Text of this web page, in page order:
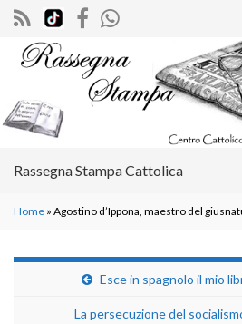
Search for:
Rassegna Stampa Cattolica
Home » Agostino d’Ippona, maestro del
Esce in spagnolo il mio
La persecuzione del